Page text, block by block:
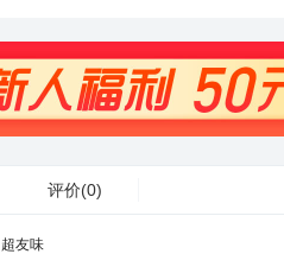
评价(0)
超友味